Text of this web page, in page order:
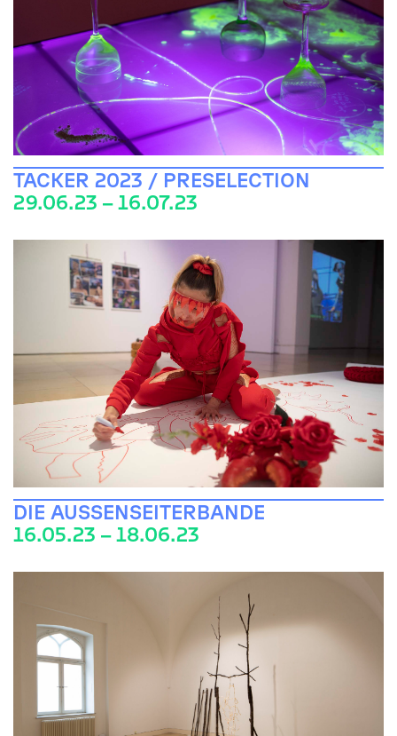
TACKER 2023 / PRESELECTION
29.06.23 – 16.07.23
DIE AUSSENSEITERBANDE
16.05.23 – 18.06.23